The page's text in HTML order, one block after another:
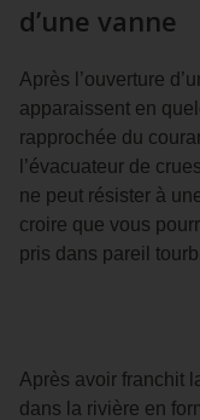
d’une vanne
Après l’ouverture
apparaissent en
rapprochée du
l’évacuateur de
ne peut résister à
croire que vous
pris dans pareil
Après avoir franchit
dans la rivière en